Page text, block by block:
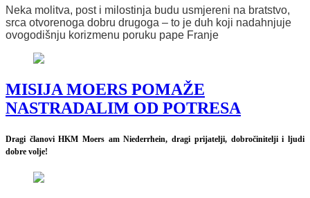
Neka molitva, post i milostinja budu usmjereni na bratstvo,
srca otvorenoga dobru drugoga – to je duh koji nadahnjuje
ovogodišnju korizmenu poruku pape Franje
MISIJA MOERS POMAŽE
NASTRADALIM OD POTRESA
Dragi članovi HKM Moers am Niederrhein, dragi prijatelji, dobročinitelji i ljudi
dobre volje!